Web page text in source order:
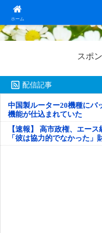
ホーム日本第一！ニュース
スポ
配信記事
中国製ルーター20機種にバ
機能が仕込まれていた
【速報】 高市政権、エー
「彼は協力的でなかった
判明